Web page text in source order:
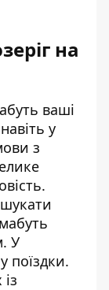
на
ваші
у
з
У
поїздки.